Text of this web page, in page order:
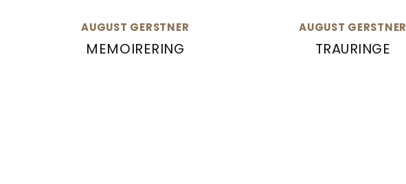
AUGUST GERSTNER
MEMOIRERING
AUGUST GERSTNER
TRAURINGE